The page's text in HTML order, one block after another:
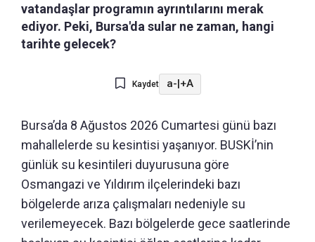
vatandaşlar programın ayrıntılarını merak
ediyor. Peki, Bursa'da sular ne zaman, hangi
tarihte gelecek?
Kaydet a- +A
Bursa’da 8 Ağustos 2026 Cumartesi günü bazı
mahallelerde su kesintisi yaşanıyor. BUSKİ’nin
günlük su kesintileri duyurusuna göre
Osmangazi ve Yıldırım ilçelerindeki bazı
bölgelerde arıza çalışmaları nedeniyle su
verilemeyecek. Bazı bölgelerde gece saatlerinde